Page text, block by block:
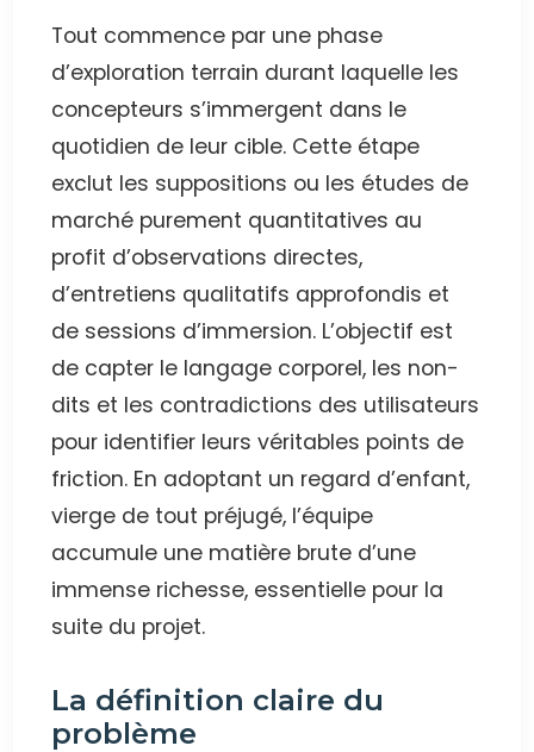
Tout commence par une phase
d’exploration terrain durant laquelle les
concepteurs s’immergent dans le
quotidien de leur cible. Cette étape
exclut les suppositions ou les études de
marché purement quantitatives au
profit d’observations directes,
d’entretiens qualitatifs approfondis et
de sessions d’immersion. L’objectif est
de capter le langage corporel, les non-
dits et les contradictions des utilisateurs
pour identifier leurs véritables points de
friction. En adoptant un regard d’enfant,
vierge de tout préjugé, l’équipe
accumule une matière brute d’une
immense richesse, essentielle pour la
suite du projet.
La définition claire du
problème